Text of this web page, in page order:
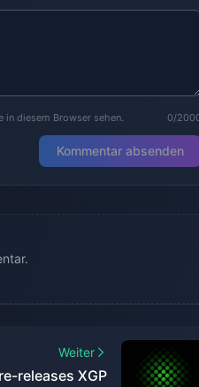
in diesem Browser sehen. 0/
Kommentar absenden
Weiter
releases XGP